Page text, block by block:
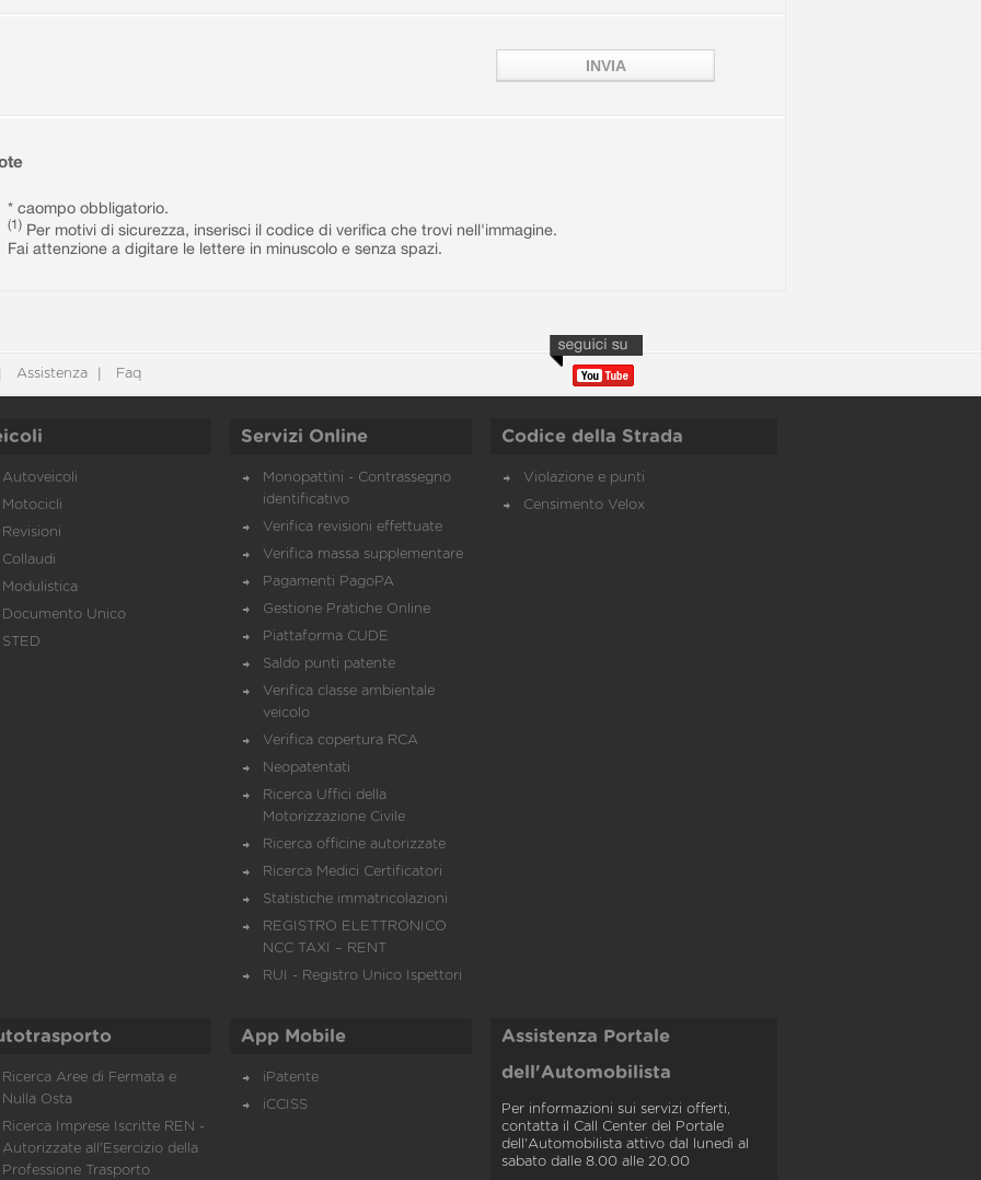
* caompo obbligatorio.
(1) Per motivi di sicurezza, inserisci il codice di verifica che trovi nell'immagine.
Fai attenzione a digitare le lettere in minuscolo e senza spazi.
Assistenza Faq
Autoveicoli
Motocicli
Revisioni
Collaudi
Modulistica
Documento Unico
STED
Servizi Online
Monopattini - Contrassegno
identificativo
Verifica revisioni effettuate
Verifica massa supplementare
Pagamenti PagoPA
Gestione Pratiche Online
Piattaforma CUDE
Saldo punti patente
Verifica classe ambientale
veicolo
Verifica copertura RCA
Neopatentati
Ricerca Uffici della
Motorizzazione Civile
Ricerca officine autorizzate
Ricerca Medici Certificatori
Statistiche immatricolazioni
REGISTRO ELETTRONICO
NCC TAXI – RENT
RUI - Registro Unico Ispettori
Codice della Strada
Violazione e punti
Censimento Velox
Ricerca Aree di Fermata e
Nulla Osta
Ricerca Imprese Iscritte REN -
Autorizzate all'Esercizio della
Professione Trasporto
App Mobile
iPatente
iCCISS
Assistenza Portale
dell'Automobilista
Per informazioni sui servizi offerti,
contatta il Call Center del Portale
dell'Automobilista attivo dal lunedì al
sabato dalle 8.00 alle 20.00